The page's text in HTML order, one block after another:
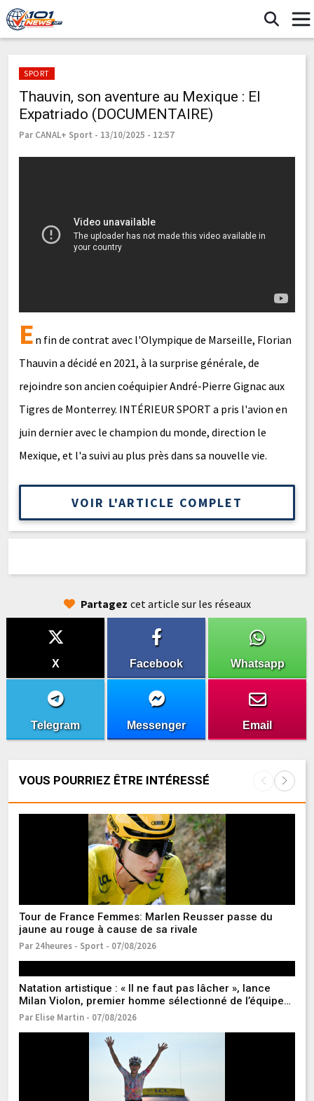
SPORT
Thauvin, son aventure au Mexique : El
Expatriado (DOCUMENTAIRE)
Par CANAL+ Sport - 13/10/2025 - 12:57
En fin de contrat avec l'Olympique de Marseille, Florian
Thauvin a décidé en 2021, à la surprise générale, de
rejoindre son ancien coéquipier André-Pierre Gignac aux
Tigres de Monterrey. INTÉRIEUR SPORT a pris l'avion en
juin dernier avec le champion du monde, direction le
Mexique, et l'a suivi au plus près dans sa nouvelle vie.
VOIR L'ARTICLE COMPLET
Partagez cet article sur les réseaux
X Facebook Whatsapp
Telegram Messenger Email
VOUS POURRIEZ ÊTRE INTÉRESSÉ
Tour de France Femmes: Marlen Reusser passe du
jaune au rouge à cause de sa rivale
Par 24heures - Sport - 07/08/2026
Natation artistique : « Il ne faut pas lâcher », lance
Milan Violon, premier homme sélectionné de l’équipe
de France
Par Elise Martin - 07/08/2026